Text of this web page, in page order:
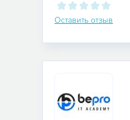
Оставить отзыв